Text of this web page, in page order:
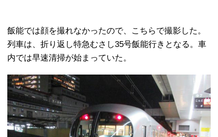
飯能では顔を撮れなかったので、こちらで撮影した。
列車は、折り返し特急むさし35号飯能行きとなる。車
内では早速清掃が始まっていた。